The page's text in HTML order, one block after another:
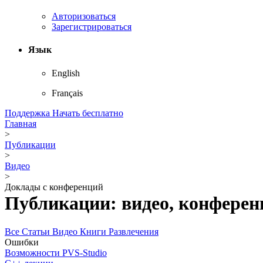
Авторизоваться
Зарегистрироваться
Язык
English
Français
Поддержка Начать бесплатно
Главная
>
Публикации
>
Видео
>
Доклады с конференций
Публикации: видео,
Все Статьи Видео Книги Развлечения
Ошибки
Возможности PVS-Studio